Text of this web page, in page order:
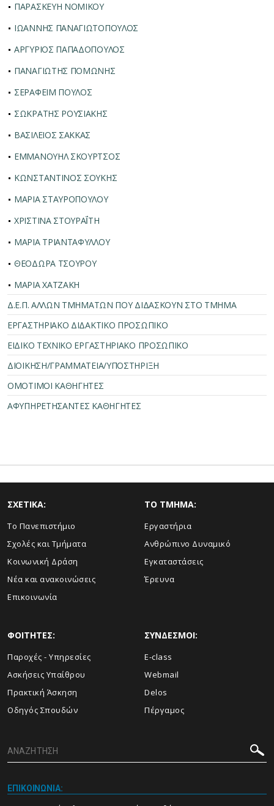
ΠΑΡΑΣΚΕΥΗ ΝΟΜΙΚΟΥ
ΙΩΑΝΝΗΣ ΠΑΝΑΓΙΩΤΟΠΟΥΛΟΣ
ΑΡΓΥΡΙΟΣ ΠΑΠΑΔΟΠΟΥΛΟΣ
ΠΑΝΑΓΙΩΤΗΣ ΠΟΜΩΝΗΣ
ΣΕΡΑΦΕΙΜ ΠΟΥΛΟΣ
ΣΩΚΡΑΤΗΣ ΡΟΥΣΙΑΚΗΣ
ΒΑΣΙΛΕΙΟΣ ΣΑΚΚΑΣ
ΕΜΜΑΝΟΥΗΛ ΣΚΟΥΡΤΣΟΣ
ΚΩΝΣΤΑΝΤΙΝΟΣ ΣΟΥΚΗΣ
ΜΑΡΙΑ ΣΤΑΥΡΟΠΟΥΛΟΥ
ΧΡΙΣΤΙΝΑ ΣΤΟΥΡΑΪ́ΤΗ
ΜΑΡΙΑ ΤΡΙΑΝΤΑΦΥΛΛΟΥ
ΘΕΟΔΩΡΑ ΤΣΟΥΡΟΥ
ΜΑΡΙΑ ΧΑΤΖΑΚΗ
Δ.Ε.Π. ΑΛΛΩΝ ΤΜΗΜΑΤΩΝ ΠΟΥ ΔΙΔΑΣΚΟΥΝ ΣΤΟ ΤΜΗΜΑ
ΕΡΓΑΣΤΗΡΙΑΚΟ ΔΙΔΑΚΤΙΚΟ ΠΡΟΣΩΠΙΚΟ
ΕΙΔΙΚΟ ΤΕΧΝΙΚΟ ΕΡΓΑΣΤΗΡΙΑΚΟ ΠΡΟΣΩΠΙΚΟ
ΔΙΟΙΚΗΣΗ/ΓΡΑΜΜΑΤΕΙΑ/ΥΠΟΣΤΗΡΙΞΗ
ΟΜΟΤΙΜΟΙ ΚΑΘΗΓΗΤΕΣ
ΑΦΥΠΗΡΕΤΗΣΑΝΤΕΣ ΚΑΘΗΓΗΤΕΣ
ΣΧΕΤΙΚΑ:
Το Πανεπιστήμιο
Σχολές και Τμήματα
Κοινωνική Δράση
Νέα και ανακοινώσεις
Επικοινωνία
TO TMHMA:
Εργαστήρια
Ανθρώπινο Δυναμικό
Εγκαταστάσεις
Έρευνα
ΦΟΙΤΗΤΕΣ:
Παροχές - Υπηρεσίες
Ασκήσεις Υπαίθρου
Πρακτική Άσκηση
Οδηγός Σπουδών
ΣΥΝΔΕΣΜΟΙ:
E-class
Webmail
Delos
Πέργαμος
ΕΠΙΚΟΙΝΩΝΙΑ: